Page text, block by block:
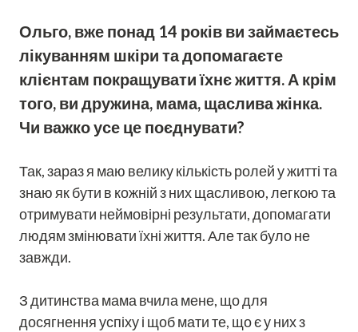
Ольго, вже понад 14 років ви займаєтесь
лікуванням шкіри та допомагаєте
клієнтам покращувати їхнє життя. А крім
того, ви дружина, мама, щаслива жінка.
Чи важко усе це поєднувати?
Так, зараз я маю велику кількість ролей у житті та
знаю як бути в кожній з них щасливою, легкою та
отримувати неймовірні результати, допомагати
людям змінювати їхні життя. Але так було не
завжди.
З дитинства мама вчила мене, що для
досягнення успіху і щоб мати те, що є у них з